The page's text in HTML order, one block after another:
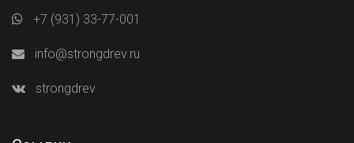
+7 (931) 33-77-001
info@strongdrev.ru
strongdrev